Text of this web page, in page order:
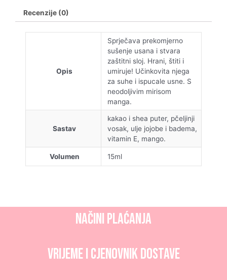
Recenzije (0)
Opis
Sprječava prekomjerno
sušenje usana i stvara
zaštitni sloj. Hrani, štiti i
umiruje! Učinkovita njega
za suhe i ispucale usne. S
neodoljivim mirisom
manga.
Sastav
kakao i shea puter, pčeljinji
vosak, ulje jojobe i badema,
vitamin E, mango.
Volumen 15ml
NAČINI PLAĆANJA
Vrijeme i CJENOVNIK dostave